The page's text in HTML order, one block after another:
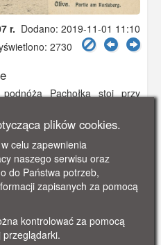
r. Dodano: 2019-11-01 11:10
2730
Pachołka stoi przy
wojną nazywał się Köllner
roku 1600, kiedy został
(dwór zmarłych).
plików cookies.
celu zapewnienia
naszego serwisu oraz
do Państwa potrzeb,
zapisanych za pomocą
kontrolować za pomocą
przeglądarki.